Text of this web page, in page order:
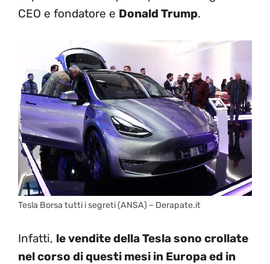
CEO e fondatore e Donald Trump.
Tesla Borsa tutti i segreti (ANSA) – Derapate.it
Infatti, le vendite della Tesla sono crollate
nel corso di questi mesi in Europa ed in